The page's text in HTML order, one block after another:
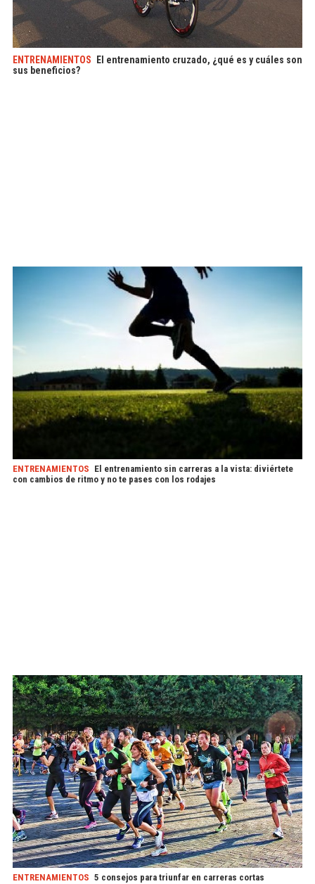
ENTRENAMIENTOS
El entrenamiento cruzado, ¿qué es y cuáles son
sus beneficios?
ENTRENAMIENTOS El entrenamiento sin carreras a la vista: diviértete
con cambios de ritmo y no te pases con los rodajes
ENTRENAMIENTOS 5 consejos para triunfar en carreras cortas